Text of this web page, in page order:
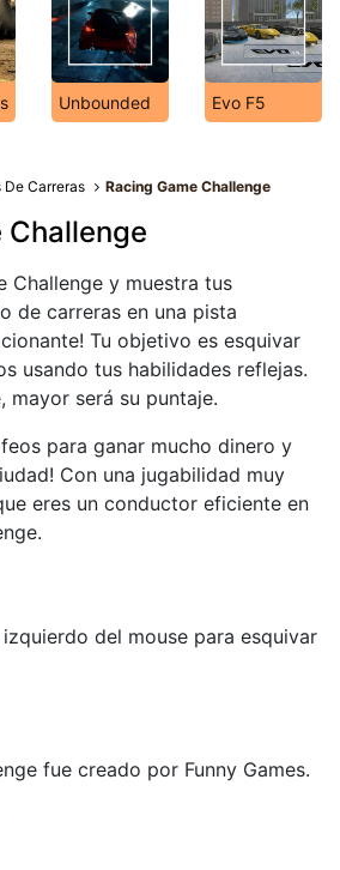
Unbounded Evo F5
De Carreras Racing Game Challenge
Challenge
Challenge y muestra tus
de carreras en una pista
Tu objetivo es esquivar
usando tus habilidades reflejas.
mayor será su puntaje.
para ganar mucho dinero y
Con una jugabilidad muy
eres un conductor eficiente en
del mouse para esquivar
fue creado por Funny Games.